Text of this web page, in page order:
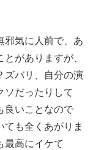
邪気に人前で、あ
がありますが、
ズバリ、自分の演
ソだったりして
良いことなので
も全くあがりま
最高にイケて